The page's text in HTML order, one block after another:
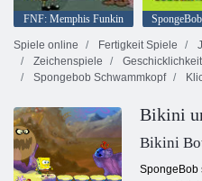
FNF: Memphis Funkin
Spiele online
Fertigkeit Spiele
Zeichenspiele
Geschicklichkeit
Spongebob Schwammkopf
Bikini
Bikini
SpongeBob